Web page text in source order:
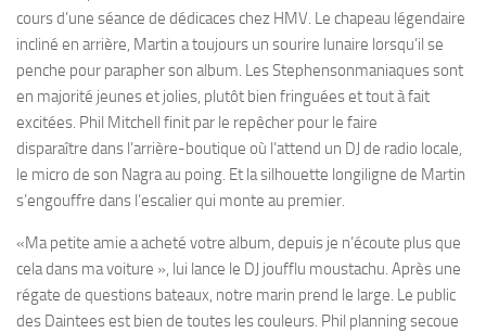
cours d’une séance de dédicaces chez HMV. Le chapeau légendaire
incliné en arrière, Martin a toujours un sourire lunaire lorsqu’il se
penche pour parapher son album. Les Stephensonmaniaques sont
en majorité jeunes et jolies, plutôt bien fringuées et tout à fait
excitées. Phil Mitchell finit par le repêcher pour le faire
disparaître dans l’arrière-boutique où l’attend un DJ de radio locale,
le micro de son Nagra au poing. Et la silhouette longiligne de Martin
s’engouffre dans l’escalier qui monte au premier.
«Ma petite amie a acheté votre album, depuis je n’écoute plus que
cela dans ma voiture », lui lance le DJ joufflu moustachu. Après une
régate de questions bateaux, notre marin prend le large. Le public
des Daintees est bien de toutes les couleurs. Phil planning secoue